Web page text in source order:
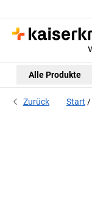
Alle Produkte
Zurück Start